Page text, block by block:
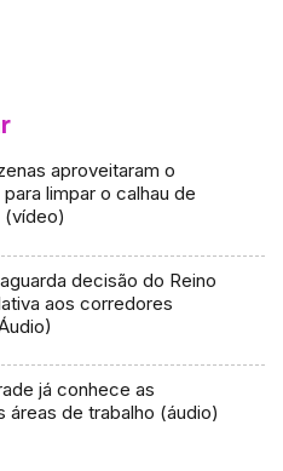
aproveitaram o
limpar o calhau de
decisão do Reino
aos corredores
já conhece as
áreas de trabalho (áudio)